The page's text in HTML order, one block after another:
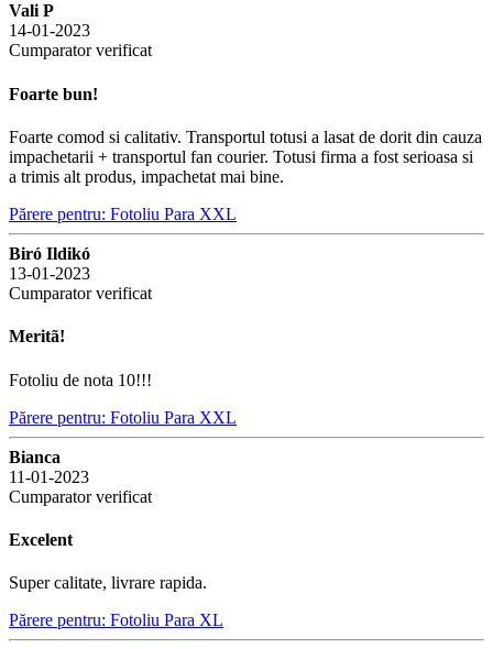
Vali P
14-01-2023
Cumparator verificat
Foarte bun!
Foarte comod si calitativ. Transportul totusi a lasat de dorit din cauza
impachetarii + transportul fan courier. Totusi firma a fost serioasa si
a trimis alt produs, impachetat mai bine.
Părere pentru: Fotoliu Para XXL
Biró Ildikó
13-01-2023
Cumparator verificat
Meritã!
Fotoliu de nota 10!!!
Părere pentru: Fotoliu Para XXL
Bianca
11-01-2023
Cumparator verificat
Excelent
Super calitate, livrare rapida.
Părere pentru: Fotoliu Para XL